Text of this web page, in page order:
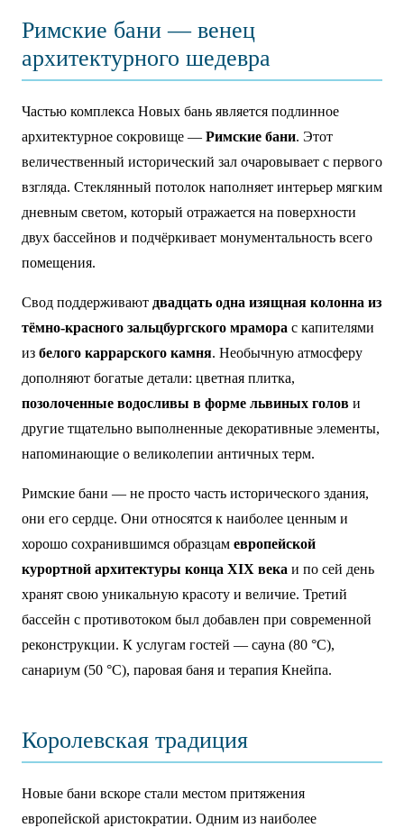
Римские бани — венец
архитектурного шедевра
Частью комплекса Новых бань является подлинное
архитектурное сокровище — Римские бани. Этот
величественный исторический зал очаровывает с первого
взгляда. Стеклянный потолок наполняет интерьер мягким
дневным светом, который отражается на поверхности
двух бассейнов и подчёркивает монументальность всего
помещения.
Свод поддерживают двадцать одна изящная колонна из
тёмно-красного зальцбургского мрамора с капителями
из белого каррарского камня. Необычную атмосферу
дополняют богатые детали: цветная плитка,
позолоченные водосливы в форме львиных голов и
другие тщательно выполненные декоративные элементы,
напоминающие о великолепии античных терм.
Римские бани — не просто часть исторического здания,
они его сердце. Они относятся к наиболее ценным и
хорошо сохранившимся образцам европейской
курортной архитектуры конца XIX века и по сей день
хранят свою уникальную красоту и величие. Третий
бассейн с противотоком был добавлен при современной
реконструкции. К услугам гостей — сауна (80 °C),
санариум (50 °C), паровая баня и терапия Кнейпа.
Королевская традиция
Новые бани вскоре стали местом притяжения
европейской аристократии. Одним из наиболее